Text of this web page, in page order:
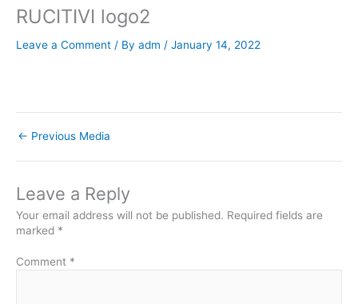
RUCITIVI logo2
Leave a Comment / By adm / January 14, 2022
← Previous Media
Leave a Reply
Your email address will not be published. Required fields are
marked *
Comment *